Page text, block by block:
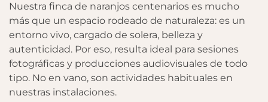
Nuestra finca de naranjos centenarios es mucho
más que un espacio rodeado de naturaleza: es un
entorno vivo, cargado de solera, belleza y
autenticidad. Por eso, resulta ideal para sesiones
fotográficas y producciones audiovisuales de todo
tipo. No en vano, son actividades habituales en
nuestras instalaciones.